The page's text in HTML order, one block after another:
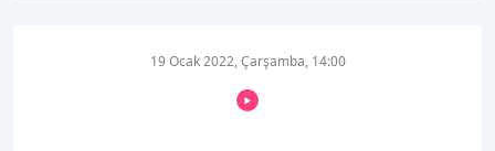
19 Ocak 2022, Çarşamba, 14:00